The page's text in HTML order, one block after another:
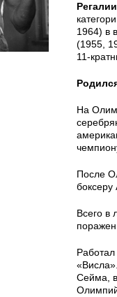
1964) в
(1955,
11-
На
После
Всего в
Сейма,